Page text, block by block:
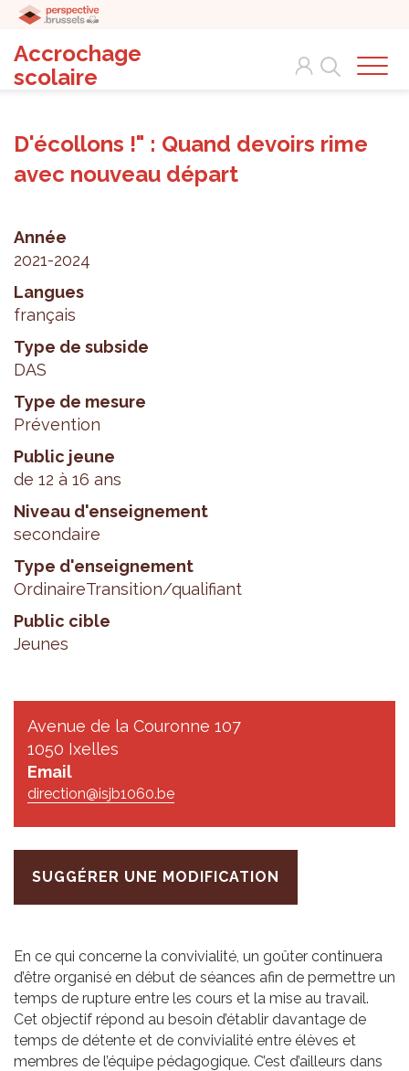
Accrochage
scolaire
Search
D'écollons !" : Quand devoirs rime
avec nouveau départ
Année
2021-2024
Langues
français
Type de subside
DAS
Type de mesure
Prévention
Public jeune
de 12 à 16 ans
Niveau d'enseignement
secondaire
Type d'enseignement
OrdinaireTransition/qualifiant
Public cible
Jeunes
Avenue de la Couronne 107
1050 Ixelles
Email
direction@isjb1060.be
SUGGÉRER UNE MODIFICATION
En ce qui concerne la convivialité, un goûter continuera
d’être organisé en début de séances afin de permettre un
temps de rupture entre les cours et la mise au travail.
Cet objectif répond au besoin d’établir davantage de
temps de détente et de convivialité entre élèves et
membres de l’équipe pédagogique. C’est d’ailleurs dans